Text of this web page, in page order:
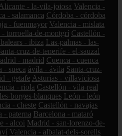
Alicante - la-vila-joiosa Valencia -
- salamanca Córdoba - córdoba
- fuenmayor Valencia - mislata
- torroella-de-montgrí Castellón -
- ibiza Las-palmas - las-
cruz-de-tenerife - el-sauzal
- madrid Cuenca - cuenca
- sueca ávila - ávila Santa-cruz-
- getafe Asturias - villaviciosa
- riola Castellón - vila-real
borges-blanques León - león
- cheste Castellón - navajas
- paterna Barcelona - mataró
- alcoi Madrid - san-lorenzo-de-
Valencia - albalat-dels-sorells